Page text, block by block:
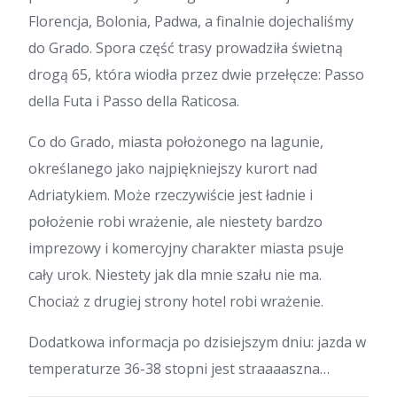
Florencja, Bolonia, Padwa, a finalnie dojechaliśmy
do Grado. Spora część trasy prowadziła świetną
drogą 65, która wiodła przez dwie przełęcze: Passo
della Futa i Passo della Raticosa.
Co do Grado, miasta położonego na lagunie,
określanego jako najpiękniejszy kurort nad
Adriatykiem. Może rzeczywiście jest ładnie i
położenie robi wrażenie, ale niestety bardzo
imprezowy i komercyjny charakter miasta psuje
cały urok. Niestety jak dla mnie szału nie ma.
Chociaż z drugiej strony hotel robi wrażenie.
Dodatkowa informacja po dzisiejszym dniu: jazda w
temperaturze 36-38 stopni jest straaaaszna…